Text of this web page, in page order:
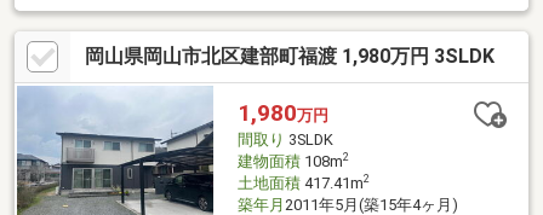
油：母屋は灯油 離れはプロパン築年数：不詳土砂災害警戒区域
内☆・☆・☆・☆・☆・☆・☆・☆当社は不動産の購入からリ
ノベーションまでワンストップでサポートいたします。お問い合
わせは【086-250-9005】または資料請求・来場予約ボタンから。
予約カレンダー上で予約が出来ない日程に関しましても、お問い
合わせいただけますとご対応可能な事がございますので一度お問
い合わせください。
岡山県岡山市北区建部町福渡 1,980万円 3SLDK
1,980万円
間取り 3SLDK
建物面積108m2
土地面積417.41m2
築年月 2011年5月(築15年4ヶ月)